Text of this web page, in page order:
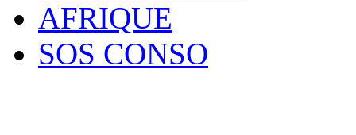
AFRIQUE
SOS CONSO